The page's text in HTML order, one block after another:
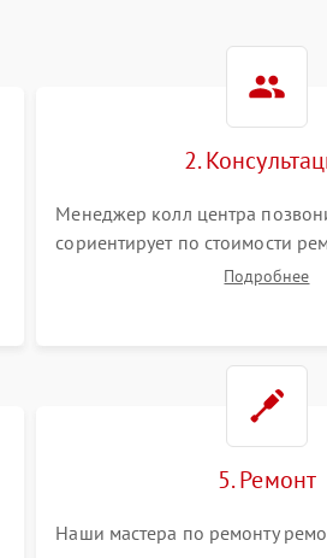
2.
Менеджер колл центра
сориентирует по стоимости
сплит-системы а также ответит
Подробнее
5. Ремонт
Наши мастера по ремонту